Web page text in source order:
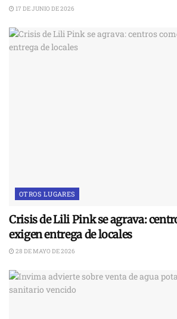
17 DE JUNIO DE 2026
OTROS LUGARES
Crisis de Lili Pink se agrava:
exigen entrega de locales
28 DE MAYO DE 2026